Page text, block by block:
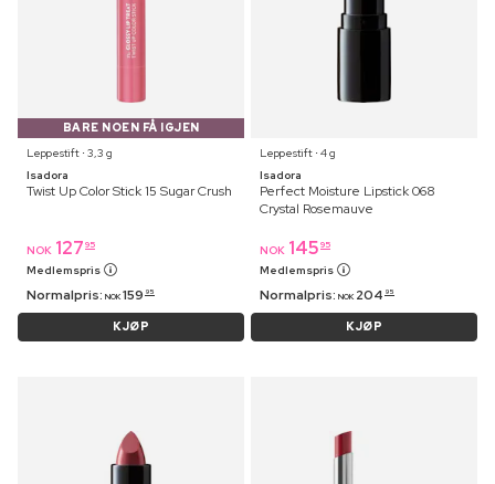
BARE NOEN FÅ IGJEN
Leppestift ⋅ 3,3 g
Isadora
Twist Up Color Stick 15 Sugar Crush
NOK 127 95
Medlemspris
Normalpris: NOK 159 95
KJØP
Leppestift ⋅ 4 g
Isadora
Perfect Moisture Lipstick 068
Crystal Rosemauve
NOK 145 95
Medlemspris
Normalpris: NOK 204 95
KJØP